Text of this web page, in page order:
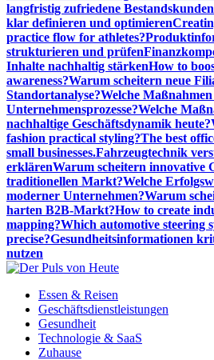
langfristig zufriedene
klar definieren und optimieren
practice flow for athletes?
strukturieren und prüfen
Inhalte nachhaltig stärkenHow to
awareness?Warum scheitern neue
Standortanalyse?Welche
Unternehmensprozesse?Welche
nachhaltige Geschäftsdynamik heute?
fashion practical styling?The best
small businesses.Fahrzeugtechnik
erklärenWarum scheitern innovative
traditionellen Markt?Welche
moderner Unternehmen?Warum
harten B2B-Markt?How to create
mapping?Which automotive steering
precise?Gesundheitsinformationen
nutzen
Meldungen die Resonanz finden
Essen & Reisen
Geschäftsdienstleistungen
Gesundheit
Technologie & SaaS
Zuhause